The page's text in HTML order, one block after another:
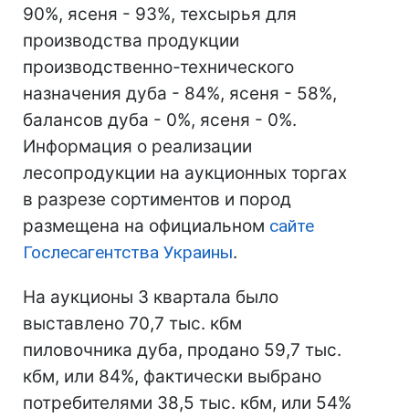
90%, ясеня - 93%, техсырья для
производства продукции
производственно-технического
назначения дуба - 84%, ясеня - 58%,
балансов дуба - 0%, ясеня - 0%.
Информация о реализации
лесопродукции на аукционных торгах
в разрезе сортиментов и пород
размещена на официальном сайте
Гослесагентства Украины.
На аукционы 3 квартала было
выставлено 70,7 тыс. кбм
пиловочника дуба, продано 59,7 тыс.
кбм, или 84%, фактически выбрано
потребителями 38,5 тыс. кбм, или 54%